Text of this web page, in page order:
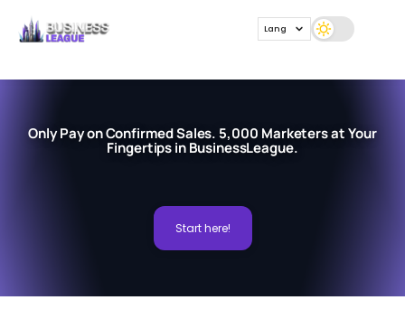
Lang
Only Pay on Confirmed Sales. 5,000 Marketers at Your
Fingertips in BusinessLeague.
Start here!